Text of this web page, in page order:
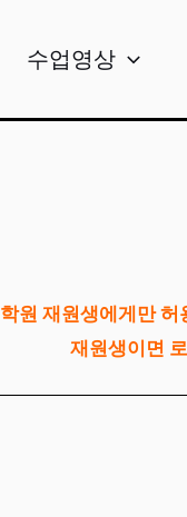
수업영상
학원 재원생에게만
재원생이면